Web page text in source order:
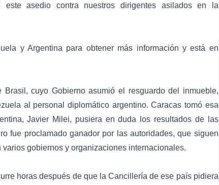
este asedio contra nuestros dirigentes asilados en la
y Argentina para obtener más información y está en
cuyo Gobierno asumió el resguardo del inmueble,
al personal diplomático argentino. Caracas tomó esa
Javier Milei, pusiera en duda los resultados de las
fue proclamado ganador por las autoridades, que siguen
gobiernos y organizaciones internacionales.
horas después de que la Cancillería de ese país pidiera